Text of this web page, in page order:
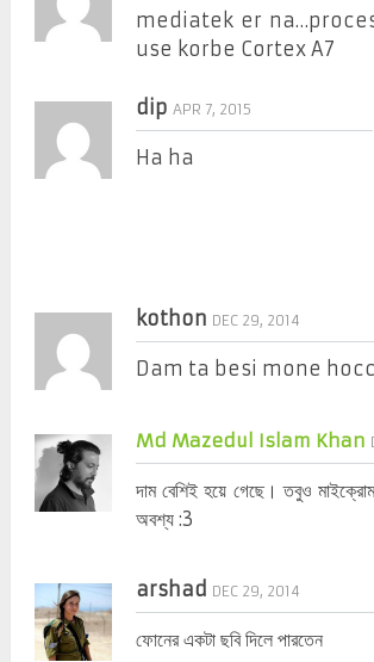
mediatek er
use korbe Cortex A7
dip APR 7, 2015
Ha ha
kothon DEC 29, 2014
Dam ta besi mone
Md Mazedul Islam Khan
দাম বেশিই হয়ে গেছে। তবুও
অবশ্য :3
arshad DEC 29, 2014
ফোনের একটা ছবি দিলে পারতেন